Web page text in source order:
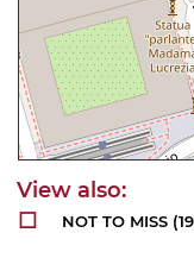
NOT TO MISS